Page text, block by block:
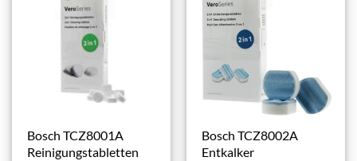
Bosch TCZ8001A
Reinigungstabletten
Bosch TCZ8002A
Entkalker